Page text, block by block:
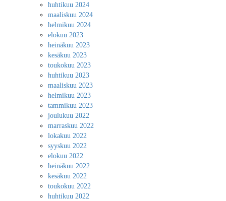
huhtikuu 2024
maaliskuu 2024
helmikuu 2024
elokuu 2023
heinäkuu 2023
kesäkuu 2023
toukokuu 2023
huhtikuu 2023
maaliskuu 2023
helmikuu 2023
tammikuu 2023
joulukuu 2022
marraskuu 2022
lokakuu 2022
syyskuu 2022
elokuu 2022
heinäkuu 2022
kesäkuu 2022
toukokuu 2022
huhtikuu 2022